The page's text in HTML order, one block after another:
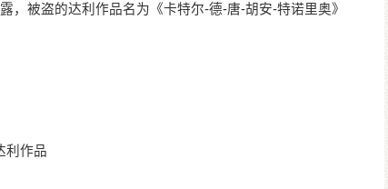
被盗的达利作品名为《卡特尔-德-唐-胡安-特诺里奥》
利作品